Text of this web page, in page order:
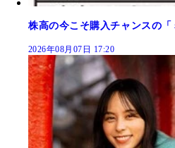
株高の今こそ購入チャンスの
2026年08月07日 17:20